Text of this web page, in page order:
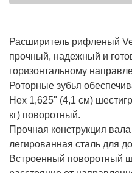
Расширитель рифленый
прочный, надежный и
горизонтальному
Роторные зубья
Hex 1,625" (4,1 см)
кг) поворотный.
Прочная конструкция
легированная сталь для
Встроенный поворотный